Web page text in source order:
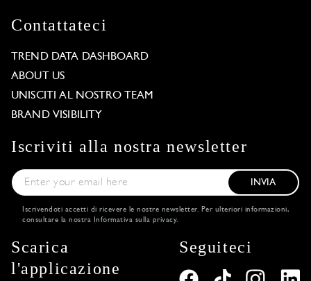
Contattateci
TREND DATA DASHBOARD
ABOUT US
UNISCITI AL NOSTRO TEAM
BRAND VISIBILITY
Iscriviti alla nostra newsletter
INVIA
Iscrivendoti accetti di ricevere le nostre newsletter. Per ulteriori informazioni,
consultare la nostra
Informativa sulla privacy.
Scarica
l'applicazione
Seguiteci